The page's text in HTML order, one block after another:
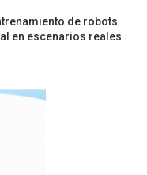
de robots
en escenarios reales